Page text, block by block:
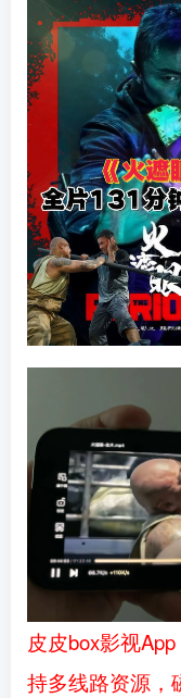
皮皮box影视
持多线路资源，